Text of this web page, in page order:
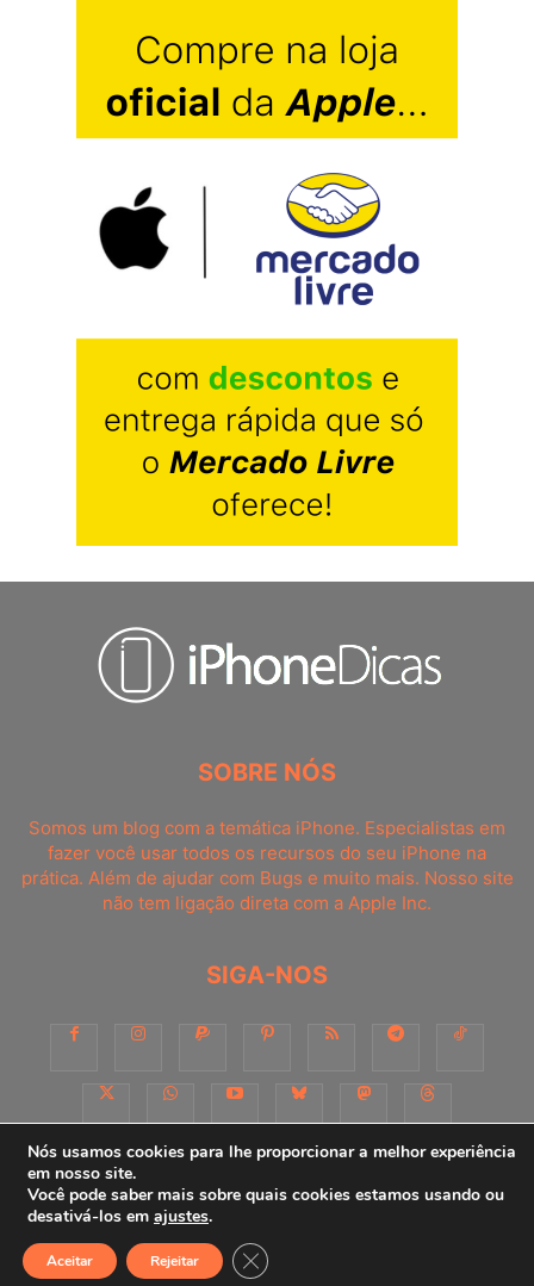
SOBRE NÓS
Somos um blog com a temática iPhone. Especialistas em
fazer você usar todos os recursos do seu iPhone na
prática. Além de ajudar com Bugs e muito mais. Nosso site
não tem ligação direta com a Apple Inc.
SIGA-NOS
Sobre Contato Apoie-nos!
© iPhoneDicas
Nós usamos cookies para lhe proporcionar a melhor experiência
em nosso site.
Você pode saber mais sobre quais cookies estamos usando ou
desativá-los em ajustes.
Aceitar Rejeitar Close GDPR Cookie Banner